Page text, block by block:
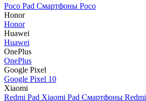
Poco Pad Смартфоны Poco
Honor
Honor
Huawei
Huawei
OnePlus
OnePlus
Google Pixel
Google Pixel 10
Xiaomi
Redmi Pad Xiaomi Pad Смартфоны Redmi